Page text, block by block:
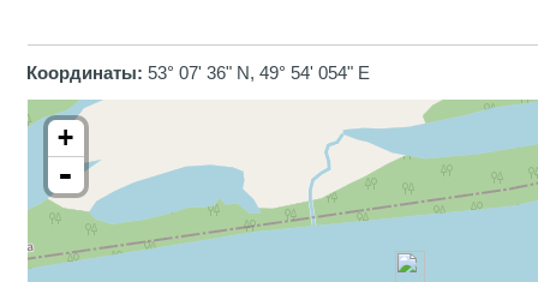
Координаты: 53° 07' 36" N, 49° 54' 054" E
+
-